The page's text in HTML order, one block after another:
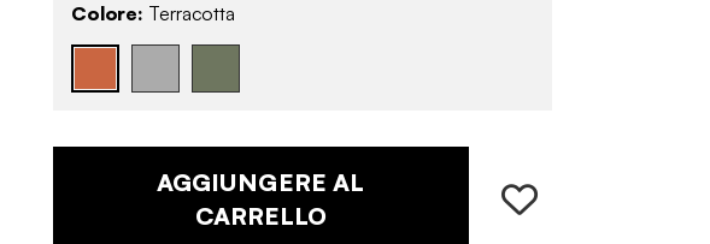
Colore: Terracotta
AGGIUNGERE AL
CARRELLO